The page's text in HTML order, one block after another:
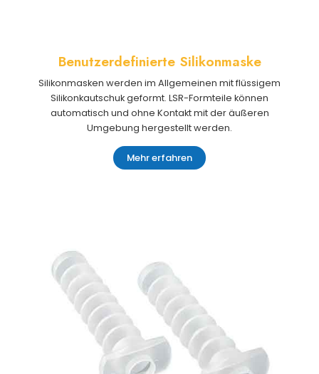
Benutzerdefinierte Silikonmaske
Silikonmasken werden im Allgemeinen mit flüssigem
Silikonkautschuk geformt. LSR-Formteile können
automatisch und ohne Kontakt mit der äußeren
Umgebung hergestellt werden.
Mehr erfahren